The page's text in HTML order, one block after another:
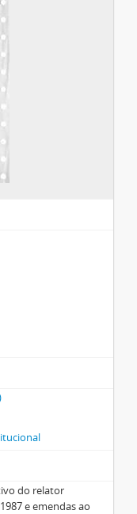
do relator
e emendas ao